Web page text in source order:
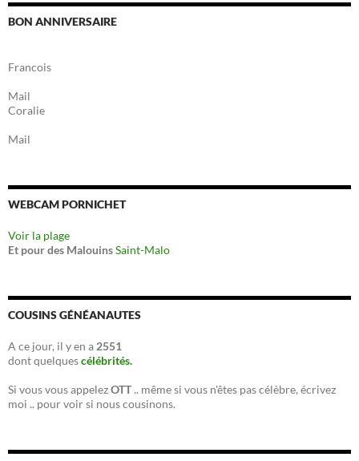
BON ANNIVERSAIRE
Francois
Mail
Coralie
Mail
WEBCAM PORNICHET
Voir la plage
Et pour des MalouinsSaint-Malo
COUSINS GÉNÉANAUTES
A ce jour, il y en a 2551
dont quelquescélébrités.
Si vous vous appelezOTT.. même si vous n'êtes pas célèbre, écrivez
moi .. pour voir si nous cousinons.